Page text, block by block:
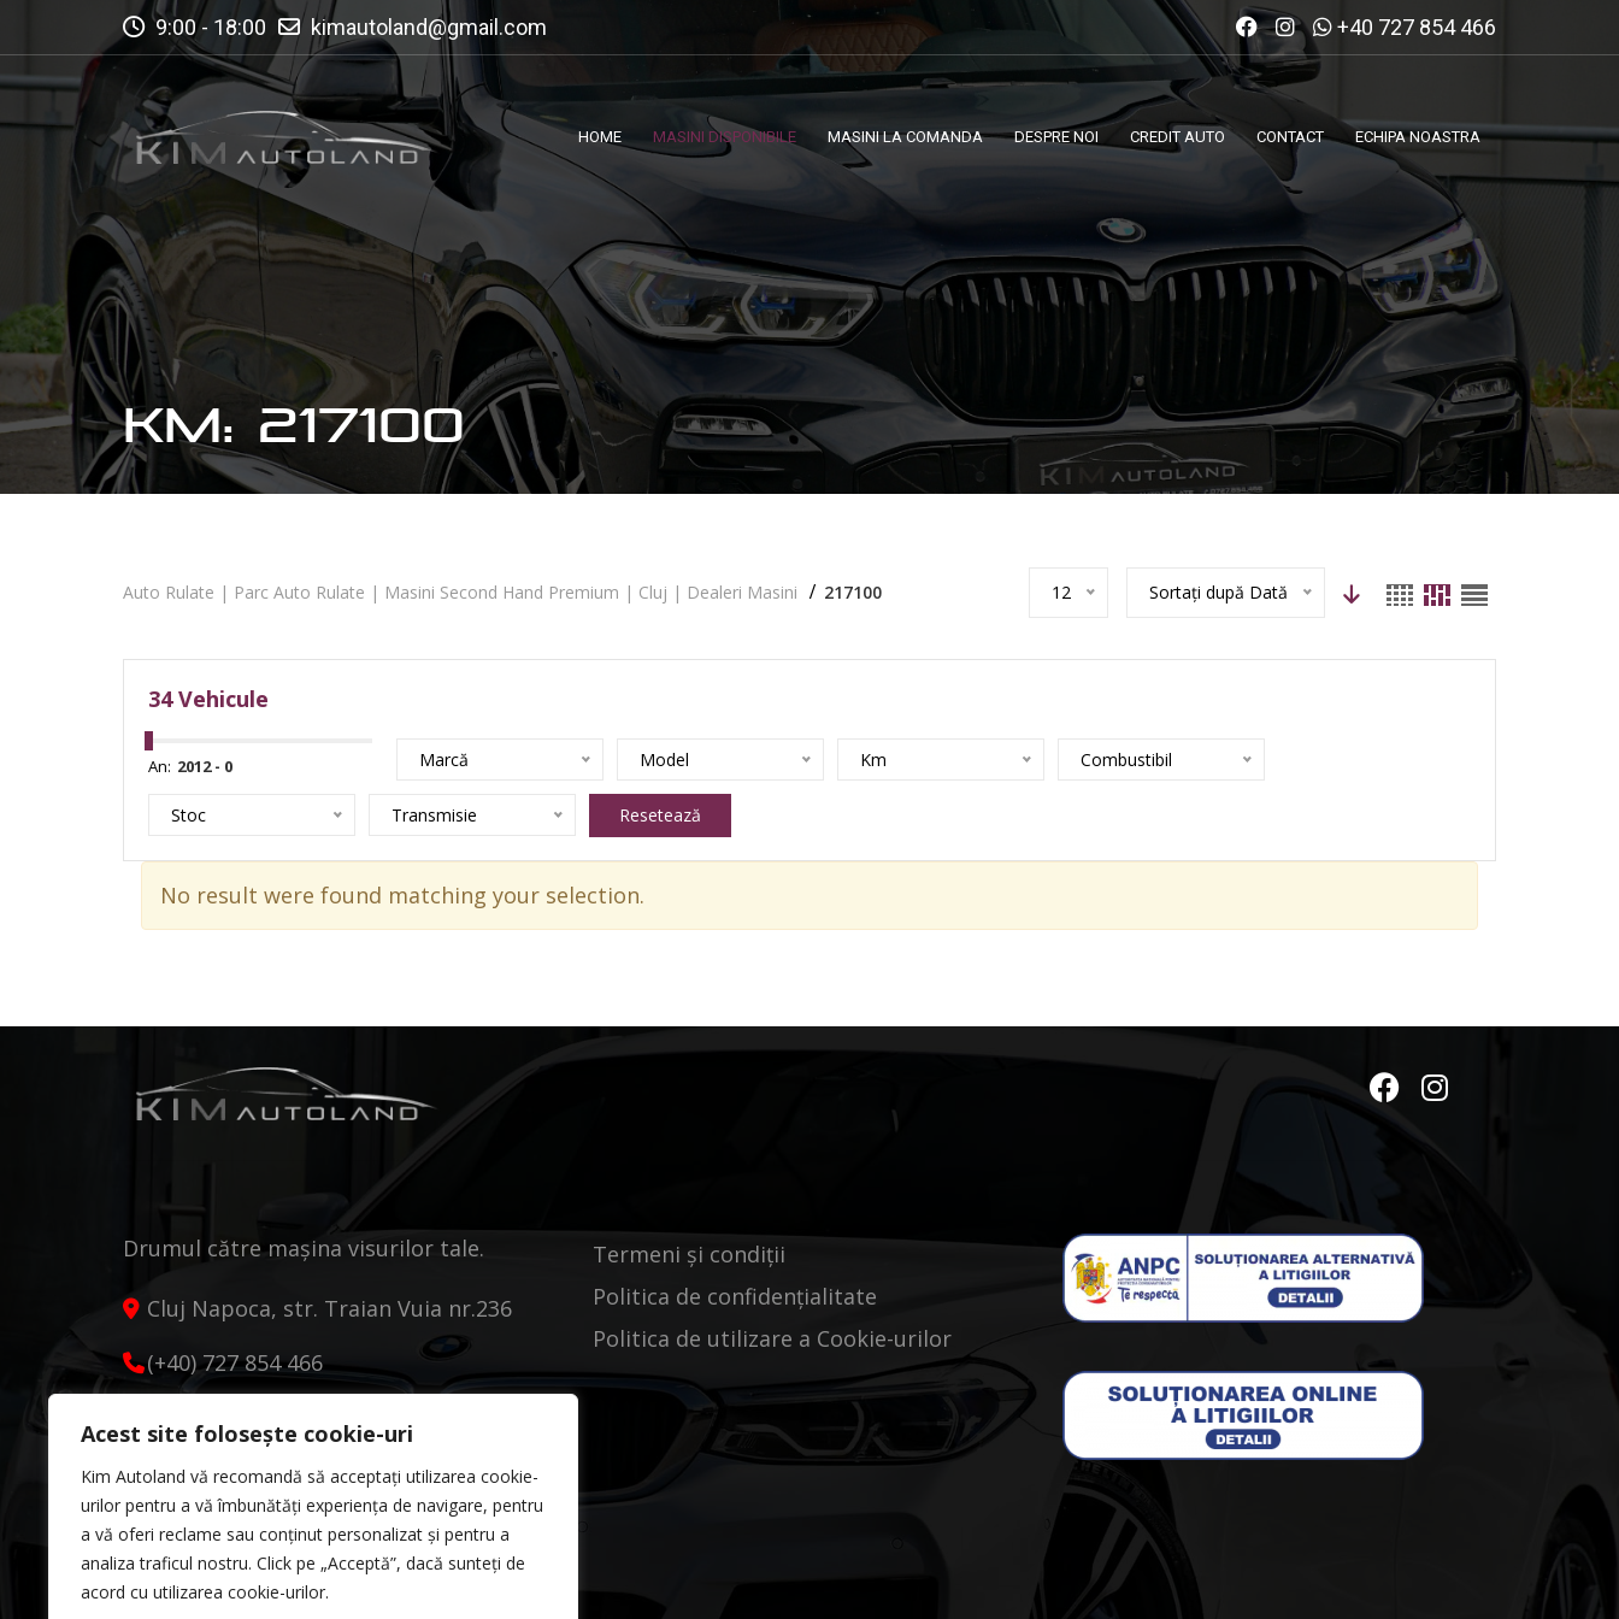
Acest site folosește cookie-uri
Kim Autoland vă recomandă să acceptați utilizarea cookie-
urilor pentru a vă îmbunătăți experiența de navigare, pentru
a vă oferi reclame sau conținut personalizat și pentru a
analiza traficul nostru. Click pe „Acceptă”, dacă sunteți de
acord cu utilizarea cookie-urilor.
9:00 - 18:00 kimautoland@gmail.com +40 727 854 466
HOME MASINI DISPONIBILE MASINI LA COMANDA DESPRE NOI CREDIT AUTO CONTACT ECHIPA NOASTRA
KM: 217100
Auto Rulate | Parc Auto Rulate | Masini Second Hand Premium | Cluj | Dealeri Masini 217100 12 Sortați după Dată
34 Vehicule
An: Marcă Model Km Combustibil
Stoc Transmisie Resetează
No result were found matching your selection.
Drumul către mașina visurilor tale.
Cluj Napoca, str. Traian Vuia nr.236
(+40) 727 854 466
Luni - Vineri 9:00 - 18:00
Sâmbătă 10:00 - 13:00
Termeni și condiții
Politica de confidențialitate
Politica de utilizare a Cookie-urilor